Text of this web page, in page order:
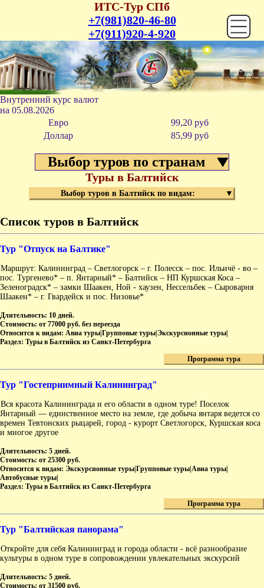
ИТС-Тур СПб
+7(981)820-46-80
+7(911)920-4-920
Внутренний курс валют
на 05.08.2026
Евро
99,20 руб
Доллар
85,99 руб
Выбор туров по странам
Туры в Балтийск
Выбор туров в Балтийск по видам: ▼
Список туров в Балтийск
Тур "Отпуск на Балтике"
Маршрут: Калининград – Светлогорск ‒ г. Полесск – пос. Ильичё - во –
пос. Тургенево* – п. Янтарный* ‒ Балтийск ‒ НП Куршская Коса ‒
Зеленоградск* ‒ замки Шаакен, Ной - хаузен, Нессельбек ‒ Сыроварня
Шаакен* ‒ г. Гвардейск и пос. Низовье*
Длительность: 10 дней.
Стоимость: от 77000 руб. без переезда
Относится к видам: Авиа туры|Групповые туры|Экскурсионные туры|
Раздел: Туры в Балтийск из Санкт-Петербурга
Программа тура
Тур "Гостеприимный Калининград"
Вся красота Калининграда и его области в одном туре! Поселок
Янтарный — единственное место на земле, где добыча янтаря ведется со
времен Тевтонских рыцарей, город - курорт Светлогорск, Куршская коса
и многое другое
Длительность: 5 дней.
Стоимость: от 25300 руб.
Относится к видам: Экскурсионные туры|Групповые туры|Авиа туры|
Автобусные туры|
Раздел: Туры в Балтийск из Санкт-Петербурга
Программа тура
Тур "Балтийская панорама"
Откройте для себя Калининград и города области - всё разнообразие
культуры в одном туре в сопровождении увлекательных экскурсий
Длительность: 5 дней.
Стоимость: от 31500 руб.